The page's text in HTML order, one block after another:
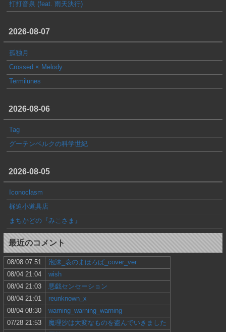
打打音泉 (feat. 雨天決行)
2026-08-07
孤独月
Crossed × Melody
Termilunes
2026-08-06
Tag
グーテンベルクの科学世紀
2026-08-05
Iconoclasm
梶迫小道具店
まちかどの『みこさま』
最近のコメント
08/08 07:51
泡沫_哀のまほろば_cover_ver
08/04 21:04
wish
08/04 21:03
悪戯センセーション
08/04 21:01
reunknown_x
08/04 08:30
warning_warning_warning
07/28 21:53
魔理沙は大変なものを盗んでいきました